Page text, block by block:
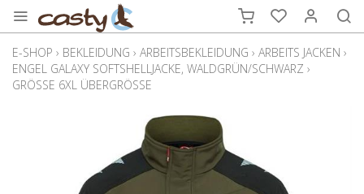
E-SHOP › BEKLEIDUNG › ARBEITSBEKLEIDUNG › ARBEITS JACKEN ›
ENGEL GALAXY SOFTSHELLJACKE, WALDGRÜN/SCHWARZ ›
GRÖSSE 6XL ÜBERGRÖSSE